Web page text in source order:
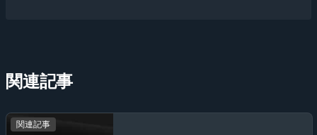
関連記事
関連記事